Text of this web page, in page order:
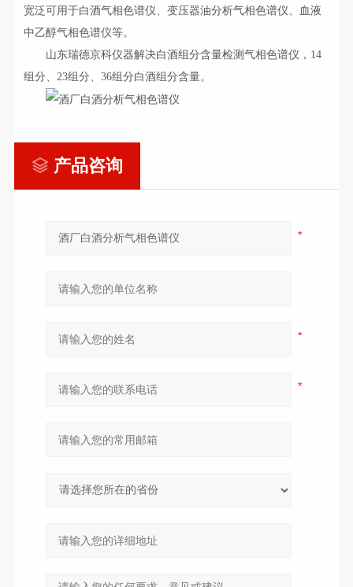
宽泛可用于白酒气相色谱仪、变压器油分析气相色谱仪、血液
中乙醇气相色谱仪等。
山东瑞德京科仪器解决白酒组分含量检测气相色谱仪，14
组分、23组分、36组分白酒组分含量。
产品咨询